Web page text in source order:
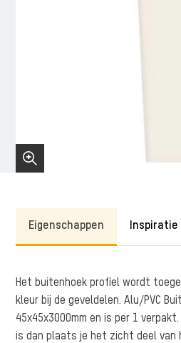
Eigenschappen Inspiratie
Het buitenhoek profiel wordt
kleur bij de geveldelen. Alu/PVC
45x45x3000mm en is per 1
is dan plaats je het zicht deel van